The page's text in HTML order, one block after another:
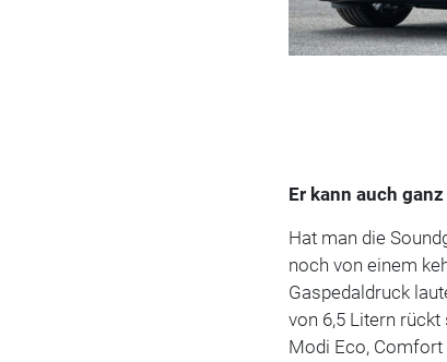
Er kann auch
Hat man die
noch von einem
Gaspedaldruck
von 6,5 Litern rückt
Modi Eco,